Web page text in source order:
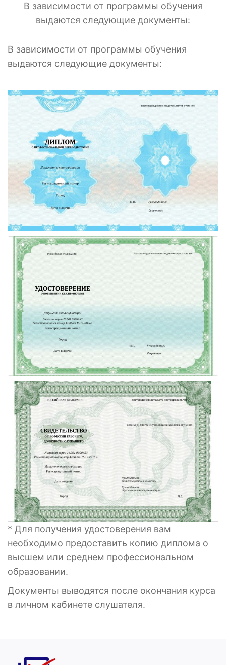
В зависимости от программы обучения
выдаются следующие документы:
В зависимости от программы обучения
выдаются следующие документы:
* Для получения удостоверения вам
необходимо предоставить копию диплома о
высшем или среднем профессиональном
образовании.
Документы выводятся после окончания курса
в личном кабинете слушателя.